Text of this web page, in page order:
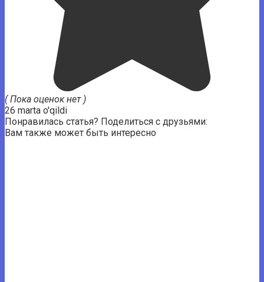
( Пока оценок нет )
26 marta o'qildi
Понравилась статья? Поделиться с друзьями:
Вам также может быть интересно